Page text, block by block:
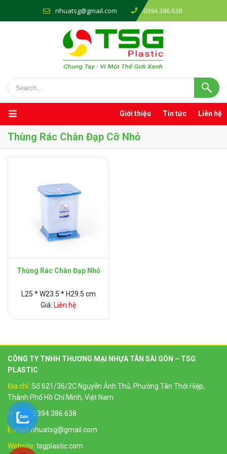
nhuatsg@gmail.com 0394.386.638
Giới thiệu Tin tức Liên hệ
Thùng Rác Chân Đạp Cỡ Nhỏ
Thùng Rác Chân Đạp Nhỏ
L25 * W23.5 * H29.5 cm
Giá: Liên hệ
CÔNG TY TNHH THƯƠNG MẠI NHỰA TÂN SÀI GÒN – TSG
PLASTIC
Địa chỉ: Số 621/36/2C Nguyễn Ảnh Thủ, Phường Tân Thới Hiệp,
Thành Phố Hồ Chí Minh, Việt Nam
Hotline: 0394.386.638
E-mail:nhuatsg@gmail.com
Website: tsgplastic.com